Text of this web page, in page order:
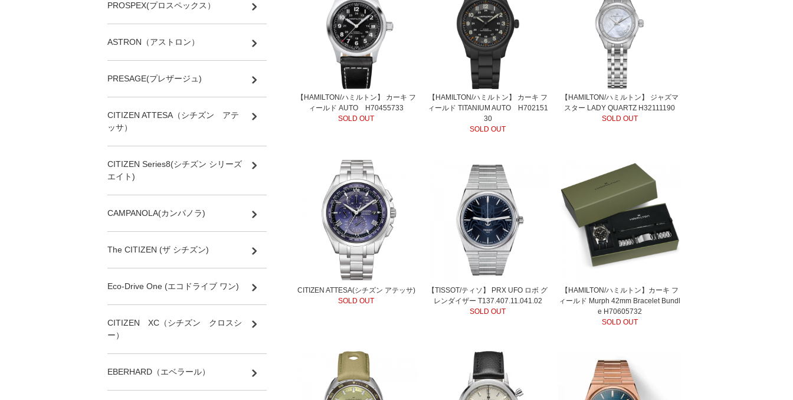
【HAMILTON/ハミルトン】 カーキ フ
ィールド AUTO H70455733
SOLD OUT
【HAMILTON/ハミルトン】 カーキ フ
ィールド TITANIUM AUTO H702151
30
SOLD OUT
【HAMILTON/ハミルトン】 ジャズマ
スター LADY QUARTZ H32111190
SOLD OUT
CITIZEN ATTESA(シチズン アテッサ)
SOLD OUT
【TISSOT/ティソ】 PRX UFO ロボ グ
レンダイザー T137.407.11.041.02
SOLD OUT
【HAMILTON/ハミルトン】カーキ フ
ィールド Murph 42mm Bracelet Bundl
e H70605732
SOLD OUT
PROSPEX(プロスペックス）
ASTRON（アストロン）
PRESAGE(プレザージュ)
CITIZEN ATTESA（シチズン アテ
ッサ）
CITIZEN Series8(シチズン シリーズ
エイト)
CAMPANOLA(カンパノラ)
The CITIZEN (ザ シチズン)
Eco-Drive One (エコドライブ ワン)
CITIZEN XC（シチズン クロスシ
ー）
EBERHARD（エベラール）